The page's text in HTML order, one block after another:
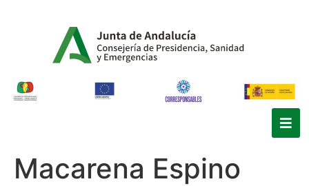
Macarena Espino